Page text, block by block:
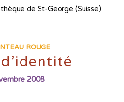
de St-George (Suisse)
ROUGE
2008